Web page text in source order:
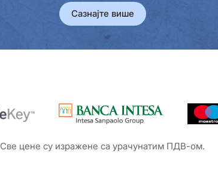
Сазнајте више
Све цене су изражене са урачунатим ПДВ-ом.